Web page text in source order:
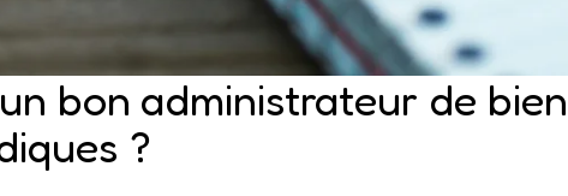
bon administrateur de
?